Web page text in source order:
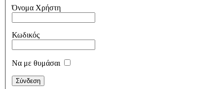
Όνομα Χρήστη
Κωδικός
Να με θυμάσαι